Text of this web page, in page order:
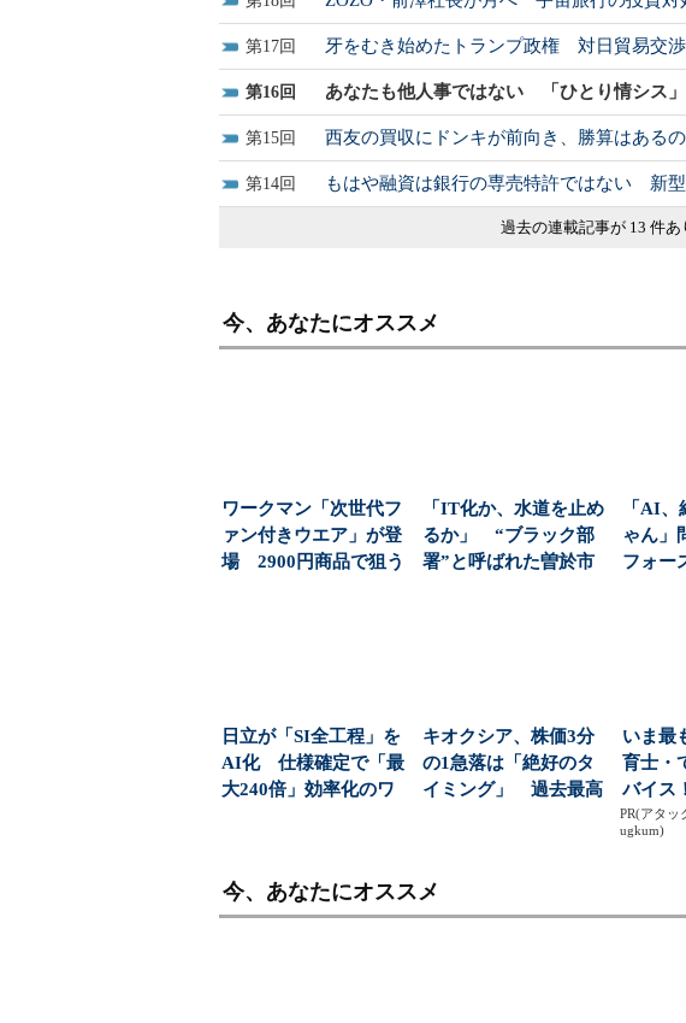
17 牙をむき始めたトランプ政権 対日貿易交
16 あなたも他人事ではない 「ひとり情シス
15 西友の買収にドンキが前向き、勝算はあるの
14 もはや融資は銀行の専売特許ではない 新
過去の連載記事が 13 件あ
今、あなたにオススメ
ワークマン「次世代フ
ァン付きウエア」が登
場 2900円商品で狙う
「IT化か、水道を止め
るか」 “ブラック部
署”と呼ばれた曽於市
「AI
ゃん」
フォー
日立が「SI全工程」を
AI化 仕様確定で「最
大240倍」効率化のワ
キオクシア、株価3分
の1急落は「絶好のタ
イミング」 過去最高
いま最
育士・
バイス
てつだ
PR(アタッ
ugkum)
今、あなたにオススメ